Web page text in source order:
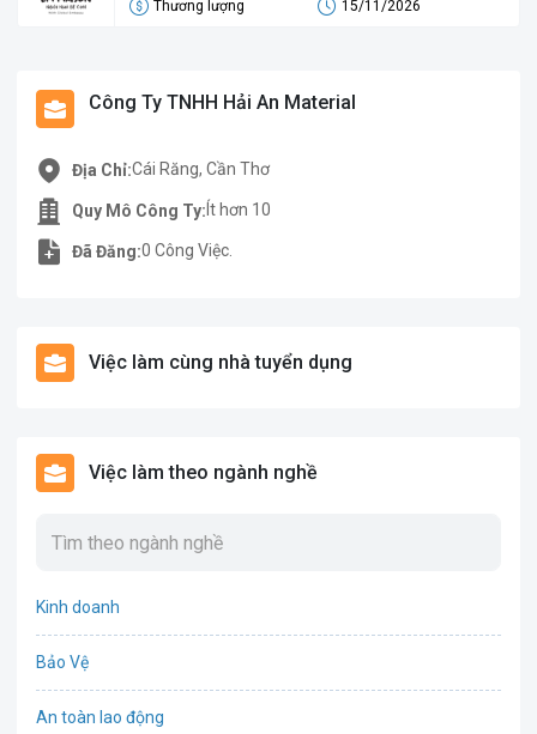
Thương lượng
15/11/2026
Công Ty TNHH Hải An Material
Địa Chỉ:Cái Răng, Cần Thơ
Quy Mô Công Ty: Ít hơn 10
Đã Đăng:0 Công Việc.
Việc làm cùng nhà tuyển dụng
Việc làm theo ngành nghề
Kinh doanh
Bảo Vệ
An toàn lao động